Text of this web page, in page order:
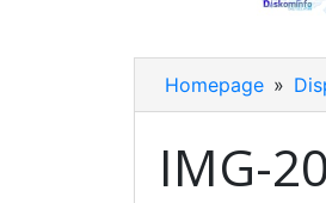
Homepage »
IMG-